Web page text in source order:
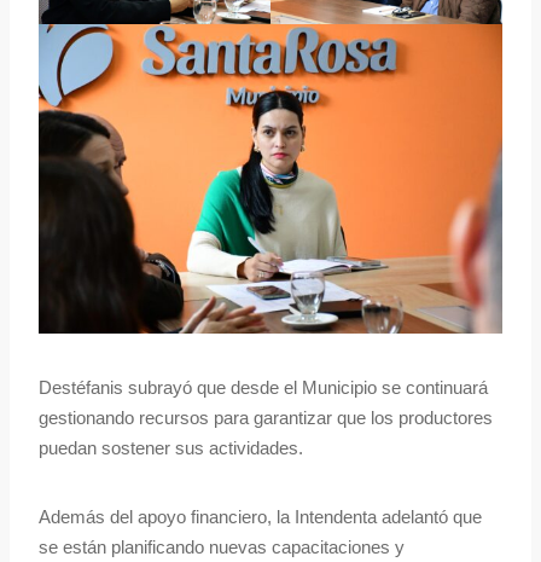
Destéfanis subrayó que desde el Municipio se continuará
gestionando recursos para garantizar que los productores
puedan sostener sus actividades.
Además del apoyo financiero, la Intendenta adelantó que
se están planificando nuevas capacitaciones y